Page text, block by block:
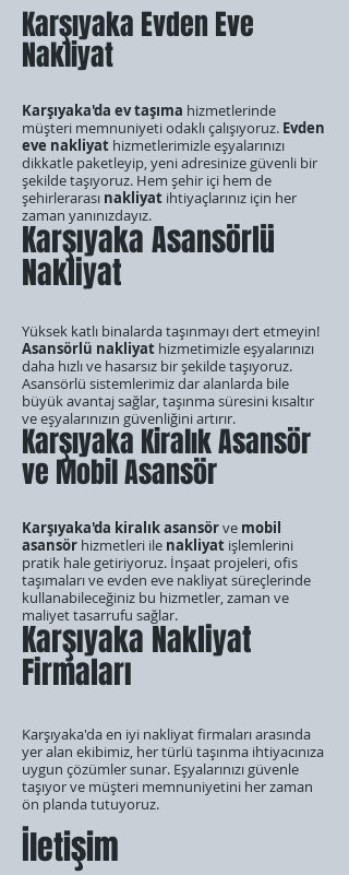
Karşıyaka Evden Eve
Nakliyat
Karşıyaka'da ev taşıma hizmetlerinde
müşteri memnuniyeti odaklı çalışıyoruz. Evden
eve nakliyat hizmetlerimizle eşyalarınızı
dikkatle paketleyip, yeni adresinize güvenli bir
şekilde taşıyoruz. Hem şehir içi hem de
şehirlerarası nakliyat ihtiyaçlarınız için her
zaman yanınızdayız.
Karşıyaka Asansörlü
Nakliyat
Yüksek katlı binalarda taşınmayı dert etmeyin!
Asansörlü nakliyat hizmetimizle eşyalarınızı
daha hızlı ve hasarsız bir şekilde taşıyoruz.
Asansörlü sistemlerimiz dar alanlarda bile
büyük avantaj sağlar, taşınma süresini kısaltır
ve eşyalarınızın güvenliğini artırır.
Karşıyaka Kiralık Asansör
ve Mobil Asansör
Karşıyaka'da kiralık asansörve mobil
asansör hizmetleri ile nakliyat işlemlerini
pratik hale getiriyoruz. İnşaat projeleri, ofis
taşımaları ve evden eve nakliyat süreçlerinde
kullanabileceğiniz bu hizmetler, zaman ve
maliyet tasarrufu sağlar.
Karşıyaka Nakliyat
Firmaları
Karşıyaka'da en iyi nakliyat firmaları arasında
yer alan ekibimiz, her türlü taşınma ihtiyacınıza
uygun çözümler sunar. Eşyalarınızı güvenle
taşıyor ve müşteri memnuniyetini her zaman
ön planda tutuyoruz.
İletişim